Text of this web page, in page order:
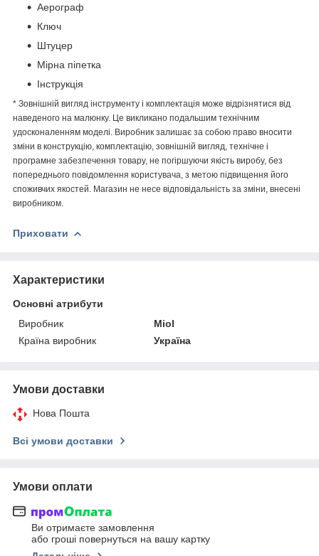
Аерограф
Ключ
Штуцер
Мірна піпетка
Інструкція
* Зовнішній вигляд інструменту і комплектація може відрізнятися від
наведеного на малюнку. Це викликано подальшим технічним
удосконаленням моделі. Виробник залишає за собою право вносити
зміни в конструкцію, комплектацію, зовнішній вигляд, технічне і
програмне забезпечення товару, не погіршуючи якість виробу, без
попереднього повідомлення користувача, з метою підвищення його
споживчих якостей. Магазин не несе відповідальність за зміни, внесені
виробником.
Приховати
Характеристики
Основні атрибути
Виробник
Miol
Країна виробник
Україна
Умови доставки
Нова Пошта
Всі умови доставки
Умови оплати
Ви отримаєте замовлення
або гроші повернуться на вашу картку